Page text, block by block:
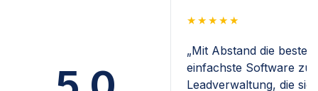
★★★★★
„Mit Abstand die beste
einfachste Software zur
Leadverwaltung, die